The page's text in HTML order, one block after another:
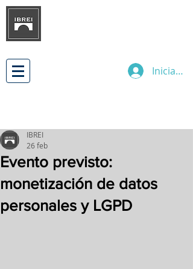
Iniciar
Evento previsto:
monetización de datos
personales y LGPD
IBREI
26 feb